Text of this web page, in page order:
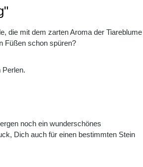
die mit dem zarten Aroma der Tiareblume
Füßen schon spüren?
Perlen.
noch ein wunderschönes
Dich auch für einen bestimmten Stein